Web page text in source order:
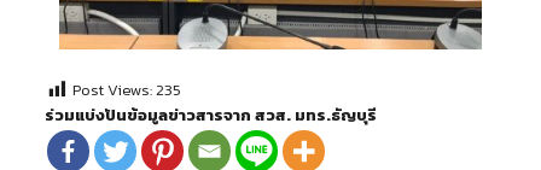
Post Views:235
ร่วมแบ่งปันข้อมูลข่าวสารจาก สวส. มทร.ธัญบุรี